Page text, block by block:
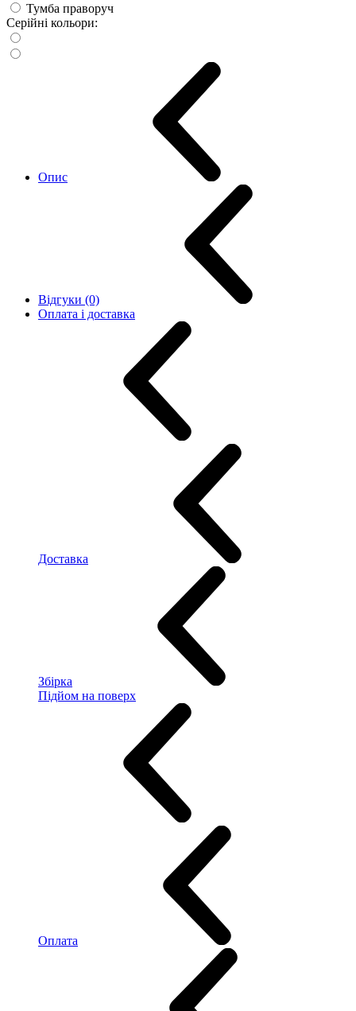
Тумба праворуч
Серійні кольори:
Опис
Відгуки (0)
Оплата і доставка
Доставка
Збірка
Підйом на поверх
Оплата